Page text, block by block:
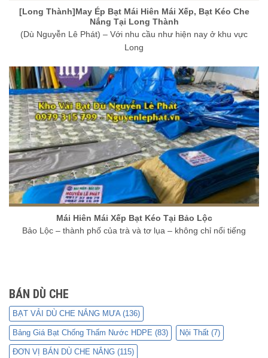
[Long Thành]May Ép Bạt Mái Hiên Mái Xếp, Bạt Kéo Che
Nắng Tại Long Thành
(Dù Nguyễn Lê Phát) – Với nhu cầu như hiện nay ở khu vực
Long
Mái Hiên Mái Xếp Bạt Kéo Tại Bảo Lộc
Bảo Lộc – thành phố của trà và tơ lụa – không chỉ nổi tiếng
BÁN DÙ CHE
BẠT VẢI DÙ CHE NẮNG MƯA (136)
Bảng Giá Bạt Chống Thấm Nước HDPE (83) Nội Thất (7)
ĐƠN VỊ BÁN DÙ CHE NẮNG (115)